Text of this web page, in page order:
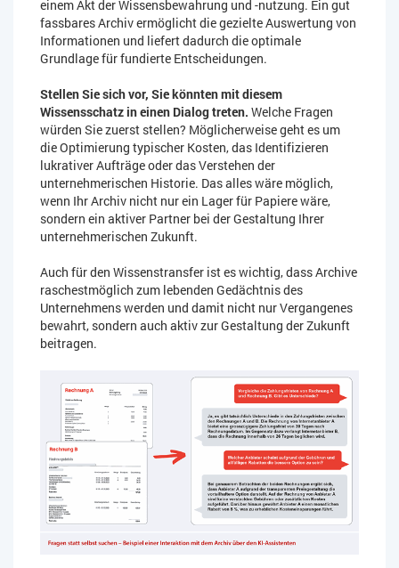
einem Akt der Wissensbewahrung und -nutzung. Ein gut
fassbares Archiv ermöglicht die gezielte Auswertung von
Informationen und liefert dadurch die optimale
Grundlage für fundierte Entscheidungen.
Stellen Sie sich vor, Sie könnten mit diesem
Wissensschatz in einen Dialog treten. Welche Fragen
würden Sie zuerst stellen? Möglicherweise geht es um
die Optimierung typischer Kosten, das Identifizieren
lukrativer Aufträge oder das Verstehen der
unternehmerischen Historie. Das alles wäre möglich,
wenn Ihr Archiv nicht nur ein Lager für Papiere wäre,
sondern ein aktiver Partner bei der Gestaltung Ihrer
unternehmerischen Zukunft.
Auch für den Wissenstransfer ist es wichtig, dass Archive
raschestmöglich zum lebenden Gedächtnis des
Unternehmens werden und damit nicht nur Vergangenes
bewahrt, sondern auch aktiv zur Gestaltung der Zukunft
beitragen.